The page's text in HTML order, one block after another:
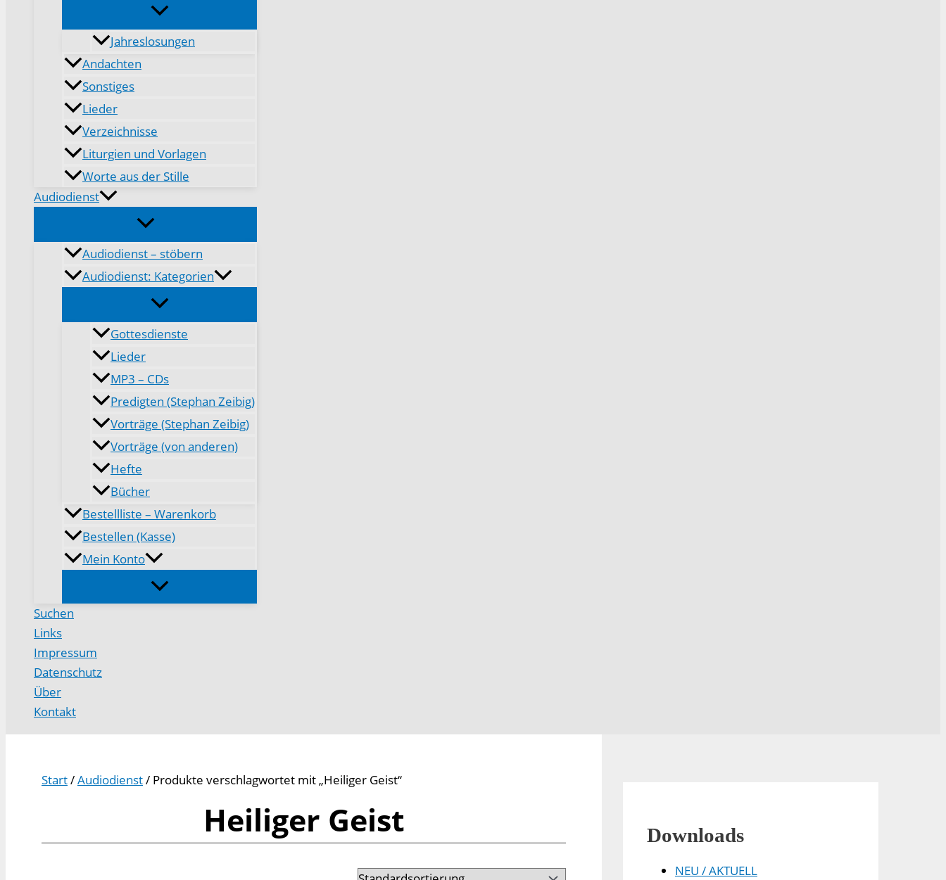
Jahreslosungen
Andachten
Sonstiges
Lieder
Verzeichnisse
Liturgien und Vorlagen
Worte aus der Stille
Audiodienst
Audiodienst – stöbern
Audiodienst: Kategorien
Gottesdienste
Lieder
MP3 – CDs
Predigten (Stephan Zeibig)
Vorträge (Stephan Zeibig)
Vorträge (von anderen)
Hefte
Bücher
Bestellliste – Warenkorb
Bestellen (Kasse)
Mein Konto
Suchen
Links
Impressum
Datenschutz
Über
Kontakt
Start/Audiodienst/ Produkte verschlagwortet mit „Heiliger Geist“
Heiliger Geist Downloads
NEU / AKTUELL